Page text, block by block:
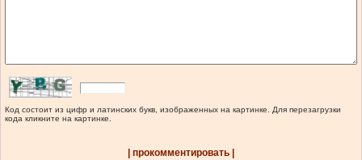
Код состоит из цифр и латинских букв, изображенных на картинке. Для перезагрузки
кода кликните на картинке.
| прокомментировать |